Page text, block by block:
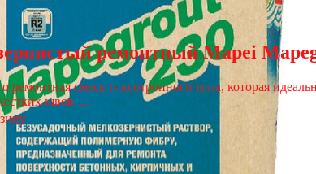
ремонтный Mapei
ремонтная смесь тиксотропного типа, которая
швов. ...